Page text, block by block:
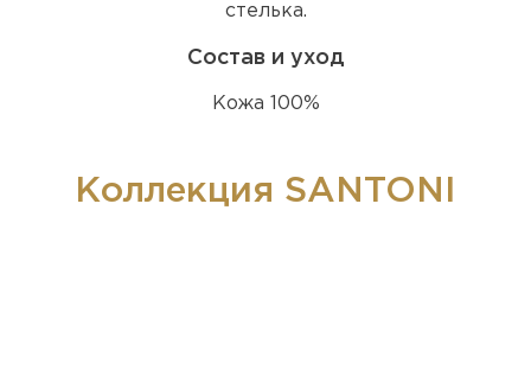
стелька.
Состав и уход
Кожа 100%
Коллекция SANTONI